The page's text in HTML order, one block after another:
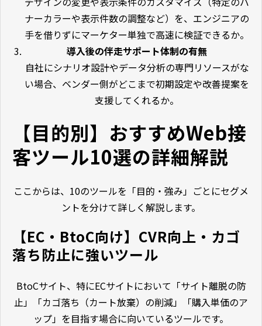
ナーカラーや表示件数の調整など）を、エンジニアの
手を借りずにマーケター単独で高速に検証できるか。
導入後の伴走サポート体制の有無
自社にシナリオ設計やデータ分析の専門リソースがな
い場合、ベンダー側がどこまで初期設定や改善提案を
支援してくれるか。
【目的別】おすすめWeb接
客ツール10選の詳細解説
ここからは、10のツールを「目的・強み」ごとにセグメ
ントを分けて詳しく解説します。
【EC・BtoC向け】CVR向上・カゴ
落ち防止に強いツール
BtoCサイト、特にECサイトにおいて「サイト離脱の防
止」「カゴ落ち（カート放棄）の削減」「購入単価のア
ップ」を目指す場合に向いているツールです。